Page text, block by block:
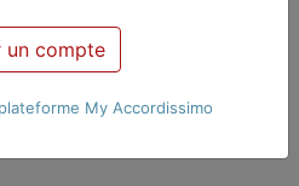
un compte
My Accordissimo